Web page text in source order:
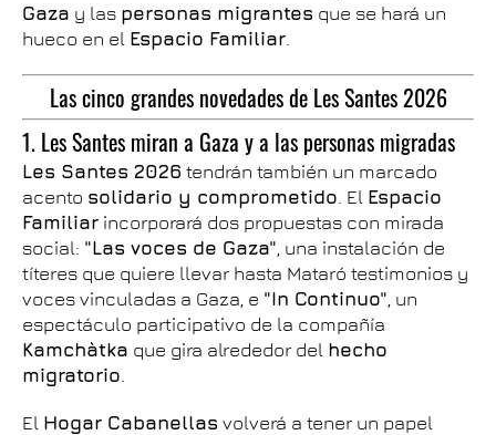
Gaza y las personas migrantes que se hará un
hueco en el Espacio Familiar.
Las cinco grandes novedades de Les Santes 2026
1. Les Santes miran a Gaza y a las personas migradas
Les Santes 2026 tendrán también un marcado
acento solidario y comprometido . El Espacio
Familiar incorporará dos propuestas con mirada
social: "Las voces de Gaza" , una instalación de
títeres que quiere llevar hasta Mataró testimonios y
voces vinculadas a Gaza, e "In Continuo" , un
espectáculo participativo de la compañía
Kamchàtka que gira alrededor del hecho
migratorio
El Hogar Cabanellas volverá a tener un papel